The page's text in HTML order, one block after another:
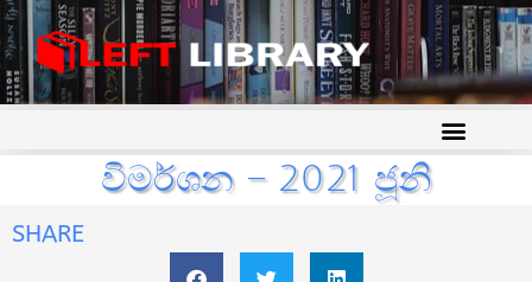
විමර්ශන – 2021 ජූනි
SHARE